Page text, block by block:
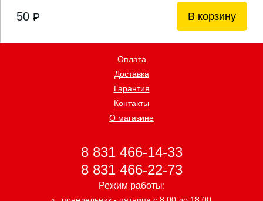
50 P В корзину
Оплата
Доставка
Гарантия
Контакты
О магазине
8 831 466-14-33
8 831 466-22-73
Режим работы: